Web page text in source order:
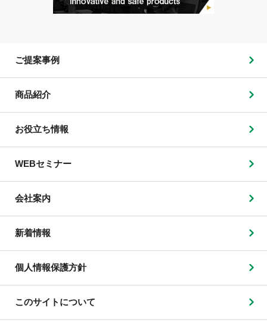
ご提案事例
商品紹介
お役立ち情報
WEBセミナー
会社案内
新着情報
個人情報保護方針
このサイトについて